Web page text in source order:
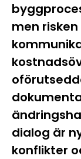
men
dialog är
konflikter